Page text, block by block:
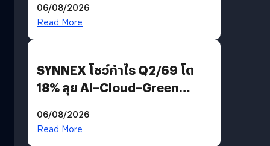
AGI
06/08/2026
Read More
SYNNEX โชว์กำไร Q2/69 โต
18% ลุย AI–Cloud–Green
Revenue เร่งเครื่อง New
06/08/2026
Read More